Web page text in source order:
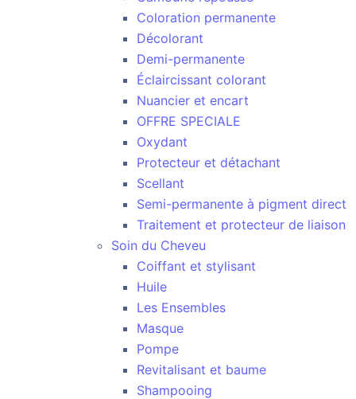
Coloration permanente
Décolorant
Demi-permanente
Éclaircissant colorant
Nuancier et encart
OFFRE SPECIALE
Oxydant
Protecteur et détachant
Scellant
Semi-permanente à pigment direct
Traitement et protecteur de liaison
Soin du Cheveu
Coiffant et stylisant
Huile
Les Ensembles
Masque
Pompe
Revitalisant et baume
Shampooing